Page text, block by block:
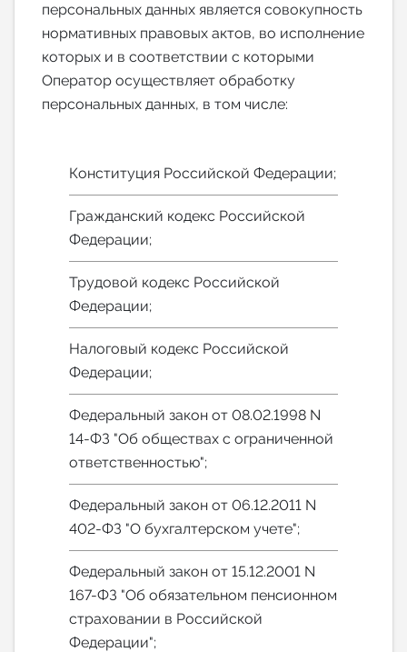
персональных данных является совокупность
нормативных правовых актов, во исполнение
которых и в соответствии с которыми
Оператор осуществляет обработку
персональных данных, в том числе:
Конституция Российской Федерации;
Гражданский кодекс Российской
Федерации;
Трудовой кодекс Российской
Федерации;
Налоговый кодекс Российской
Федерации;
Федеральный закон от 08.02.1998 N
14-ФЗ "Об обществах с ограниченной
ответственностью";
Федеральный закон от 06.12.2011 N
402-ФЗ "О бухгалтерском учете";
Федеральный закон от 15.12.2001 N
167-ФЗ "Об обязательном пенсионном
страховании в Российской
Федерации";